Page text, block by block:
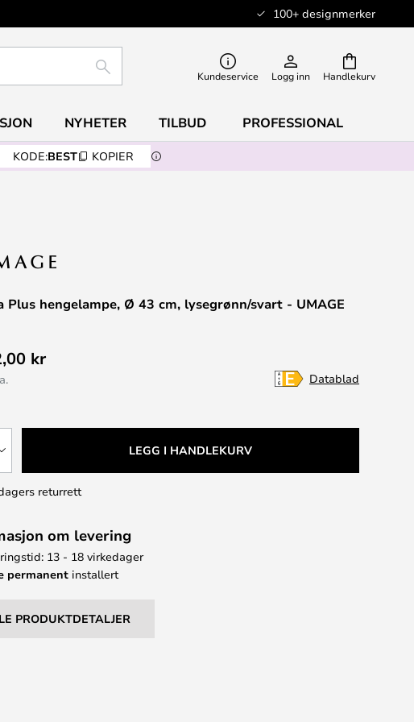
100+ designmerker
Handlekurv
SØK Kundeservice Logg inn
NYHETER TILBUD
PROFESSIONAL
KODE:BEST KOPIER
Plus hengelampe, Ø 43 cm, lysegrønn/svart - UMAGE
kr
Datablad
LEGG I HANDLEKURV
returrett
om levering
13 - 18 virkedager
permanent installert
PRODUKTDETALJER